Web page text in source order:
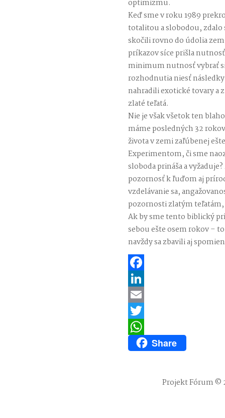
optimizmu.
Keď sme v roku 1989
totalitou a slobodou, zdalo
skočili rovno do údolia
príkazov síce prišla
minimum nutnosť vybrať
rozhodnutia niesť
nahradili exotické tovary a
zlaté teľatá.
Nie je však všetok ten
máme posledných 32
života v zemi zaľúbenej
Experimentom, či sme
sloboda prináša a
pozornosť k ľuďom aj
vzdelávanie sa,
pozornosti zlatým
Ak by sme tento biblický
sebou ešte osem rokov –
navždy sa zbavili aj
Facebook
LinkedIn
Email
Twitter
WhatsAppShare
Projekt Fórum ©